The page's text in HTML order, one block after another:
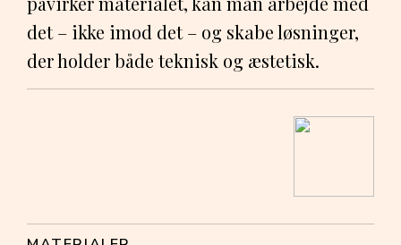
det – ikke imod det – og skabe løsninger,
der holder både teknisk og æstetisk.